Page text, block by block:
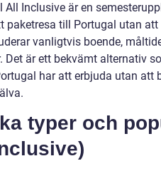
All Inclusive är en
paketresa till Portugal utan
vanligtvis boende,
Det är ett bekvämt alternativ
har att erbjuda utan att
typer och